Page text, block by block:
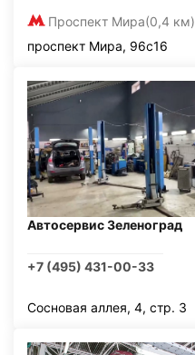
Проспект Мира(0,4 км)
проспект Мира, 96с16
Автосервис Зеленоград
+7 (495) 431-00-33
Сосновая аллея, 4, стр. 3